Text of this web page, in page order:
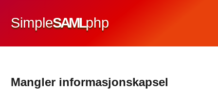
SimpleSAMLphp
Mangler informasjonskapsel